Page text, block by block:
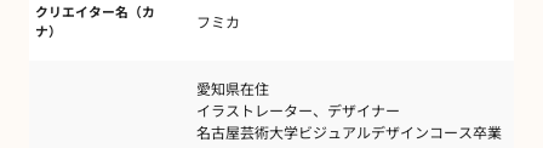
クリエイター名（カ
ナ）
フミカ
愛知県在住
イラストレーター、デザイナー
名古屋芸術大学ビジュアルデザインコース卒業